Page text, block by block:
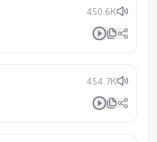
450.6K
454.7K